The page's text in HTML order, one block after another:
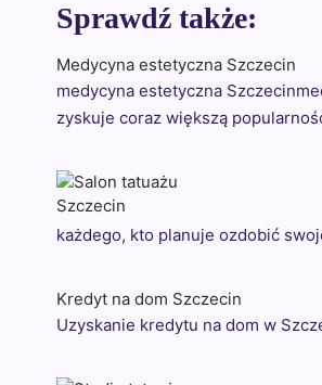
Sprawdź także:
Medycyna estetyczna Szczecin
medycyna estetyczna
zyskuje coraz większą
każdego, kto planuje ozdobić
Kredyt na dom Szczecin
Uzyskanie kredytu na dom w